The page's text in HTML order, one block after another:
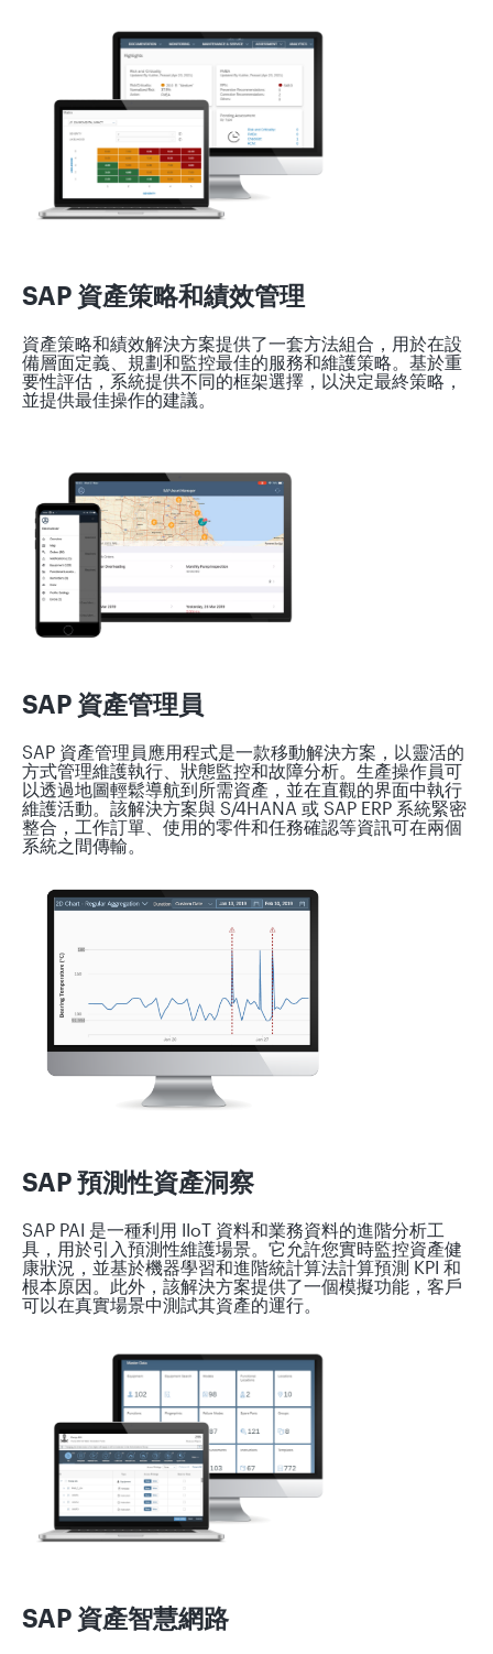
SAP 預測性資產洞察
SAP PAI 是一種利用 IIoT 資料和業務資料的進階分析工
具，用於引入預測性維護場景。它允許您實時監控資產健
康狀況，並基於機器學習和進階統計算法計算預測 KPI 和
根本原因。此外，該解決方案提供了一個模擬功能，客戶
可以在真實場景中測試其資產的運行。
SAP 資產智慧網路
SAP 資產策略和績效管理
資產策略和績效解決方案提供了一套方法組合，用於在設
備層面定義、規劃和監控最佳的服務和維護策略。基於重
要性評估，系統提供不同的框架選擇，以決定最終策略，
並提供最佳操作的建議。
SAP 資產管理員
SAP 資產管理員應用程式是一款移動解決方案，以靈活的
方式管理維護執行、狀態監控和故障分析。生產操作員可
以透過地圖輕鬆導航到所需資產，並在直觀的界面中執行
維護活動。該解決方案與 S/4HANA 或 SAP ERP 系統緊密
整合，工作訂單、使用的零件和任務確認等資訊可在兩個
系統之間傳輸。